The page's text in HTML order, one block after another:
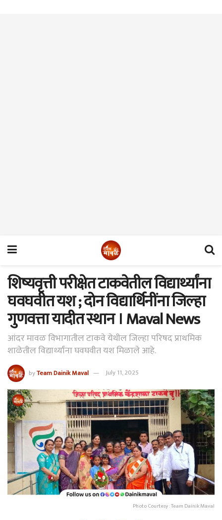
शिष्यवृत्ती परीक्षेत टाकवेतील विद्यार्थ्यांना
घवघवीत यश ; दोन विद्यार्थिनींना जिल्हा
गुणवत्ता यादीत स्थान । Maval News
आंदर मावळ विभागातील टाकवे येथील जिल्हा परिषद प्राथमिक
शाळेतील विद्यार्थ्यांना घवघवीत यश मिळाले आहे.
byTeam Dainik Maval July 11, 2025
Photo Courtesy : Team Dainik Maval